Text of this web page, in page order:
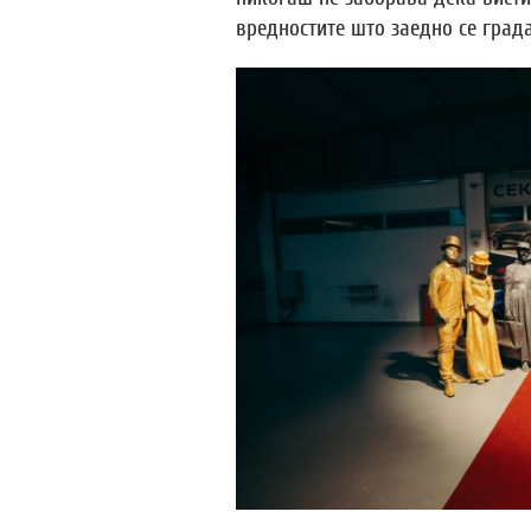
вредностите што заедно се